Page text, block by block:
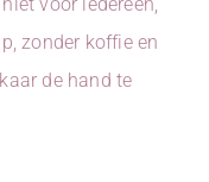
zonder koffie en
de hand te